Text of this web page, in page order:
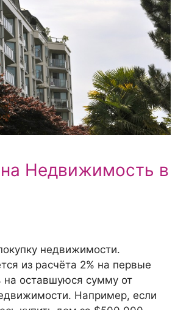
Недвижимость в
недвижимости.
из расчёта 2% на первые
на оставшуюся сумму от
Например, если